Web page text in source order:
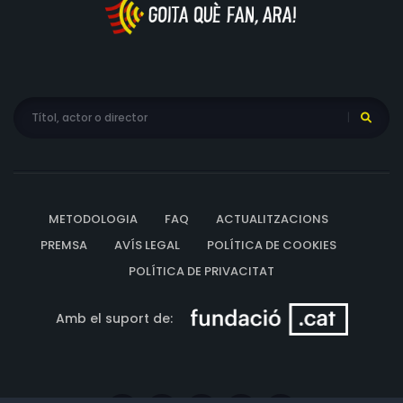
METODOLOGIA FAQ
ACTUALITZACIONS
PREMSA
AVÍS LEGAL
POLÍTICA DE COOKIES
POLÍTICA DE PRIVACITAT
Amb el suport de: